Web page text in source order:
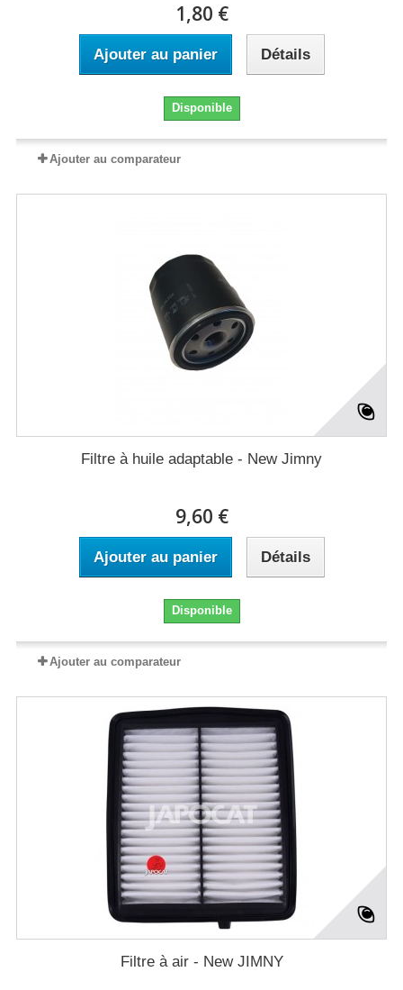
1,80 €
Ajouter au panier Détails
Disponible
Ajouter au comparateur
Filtre à huile adaptable - New Jimny
9,60 €
Ajouter au panier Détails
Disponible
Ajouter au comparateur
Filtre à air - New JIMNY